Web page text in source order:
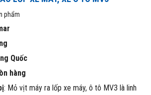
phẩm
Quốc
hàng
: Mỏ vịt máy ra lốp xe máy, ô tô MV3 là linh